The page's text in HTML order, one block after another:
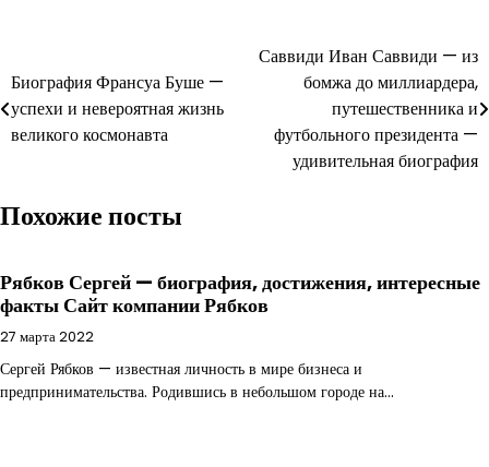
по
записям
Биография Франсуа Буше —
успехи и невероятная жизнь
великого космонавта
Саввиди Иван Саввиди — из
бомжа до миллиардера,
путешественника и
футбольного президента —
удивительная биография
Похожие посты
Рябков Сергей — биография, достижения, интересные
факты Сайт компании Рябков
27 марта 2022
Сергей Рябков — известная личность в мире бизнеса и
предпринимательства. Родившись в небольшом городе на…